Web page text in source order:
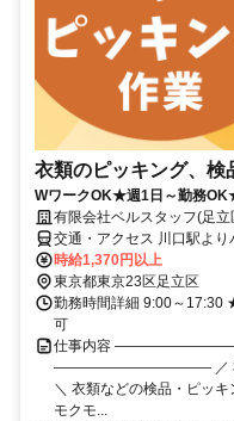
衣類のピッキング、検
WワークOK★週1日～勤務
有限会社ベルスタッフ(足立
交通・アクセス 川口駅より
時給1,370円以上
東京都東京23区足立区
勤務時間詳細 9:00～
可
仕事内容
――――――――――― ／ 衣類
＼ 衣類などの検品・ピッ
モクモ...